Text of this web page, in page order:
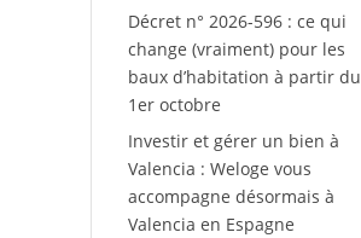
Décret n° 2026-596 : ce qui
change (vraiment) pour les
baux d’habitation à partir du
1er octobre
Investir et gérer un bien à
Valencia : Weloge vous
accompagne désormais à
Valencia en Espagne